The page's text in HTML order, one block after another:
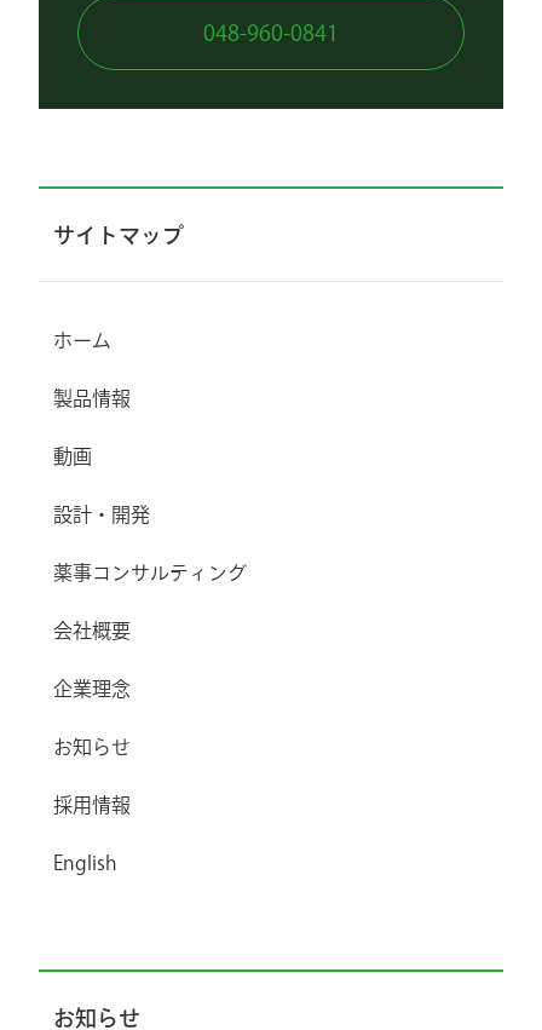
048-960-0841
サイトマップ
ホーム
製品情報
動画
設計・開発
薬事コンサルティング
会社概要
企業理念
お知らせ
採用情報
English
お知らせ